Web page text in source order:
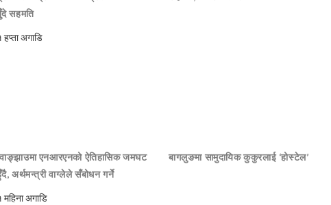
सहमति
हप्ता अगाडि
एनआरएनको ऐतिहासिक जमघट
अर्थमन्त्री वाग्लेले सँबोधन गर्ने
महिना अगाडि
बागलुङमा सामुदायिक कुकुरलाई ‘होस्टेल’